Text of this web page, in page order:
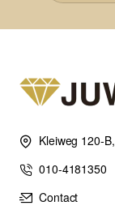
Kleiweg 120-
010-4181350
Contact